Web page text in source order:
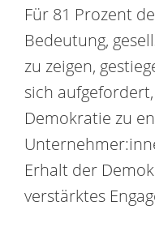
Für 81 Prozent
Bedeutung,
zu zeigen,
sich
Demokratie zu
Erhalt der
verstärktes